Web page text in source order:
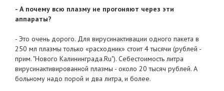
- А почему всю плазму не прогоняют через эти
аппараты?
- Это очень дорого. Для вирусинактивации одного пакета в
250 мл плазмы только «расходник» стоит 4 тысячи (рублей -
прим. "Нового Калининграда.Ru"). Себестоимость литра
вирусинактивированной плазмы - около 20 тысяч рублей. А
больному надо порой и два литра, и более.